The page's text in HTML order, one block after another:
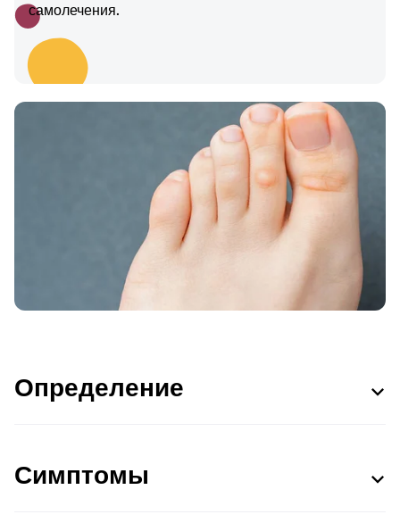
самолечения.
Определение
Симптомы